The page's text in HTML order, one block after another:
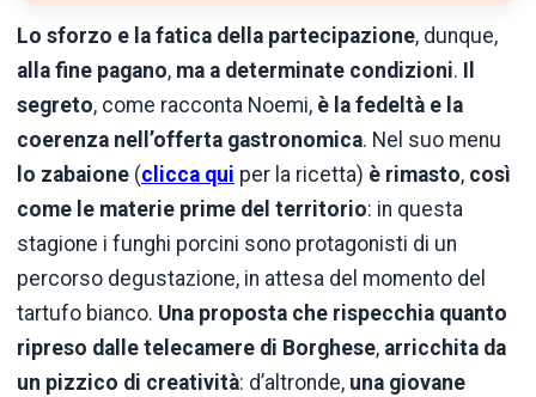
Lo sforzo e la fatica della partecipazione, dunque,
alla fine pagano, ma a determinate condizioni.
segreto, come racconta Noemi, è la fedeltà e la
coerenza nell’offerta gastronomica. Nel suo menu
lo zabaione (clicca qui per la ricetta) è rimasto, così
come le materie prime del territorio: in questa
stagione i funghi porcini sono protagonisti di un
percorso degustazione, in attesa del momento del
tartufo bianco. Una proposta che rispecchia quanto
ripreso dalle telecamere di Borghese, arricchita da
un pizzico di creatività: d’altronde, una giovane